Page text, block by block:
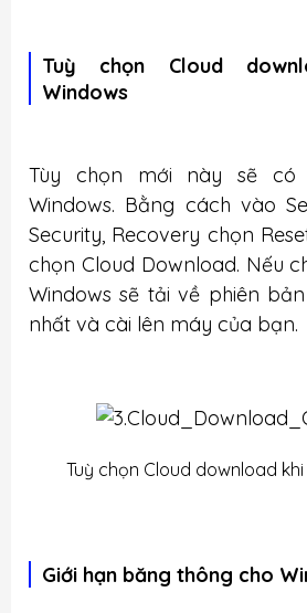
Tuỳ chọn Cloud
Windows
Tùy chọn mới này sẽ
Windows. Bằng cách vào
Security, Recovery chọn
chọn Cloud Download. Nếu
Windows sẽ tải về phiên
nhất và cài lên máy của bạn.
Tuỳ chọn Cloud download
Giới hạn băng thông cho